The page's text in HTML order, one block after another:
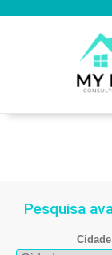
Pesquisa
Cidade